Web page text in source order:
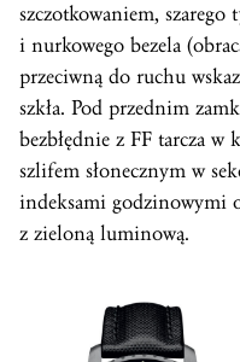
szczotkowaniem,
i nurkowego bezela
przeciwną do ruchu
szkła. Pod przednim
bezbłędnie z FF tarcza w
szlifem słonecznym w
indeksami godzinowymi
z zieloną luminową.